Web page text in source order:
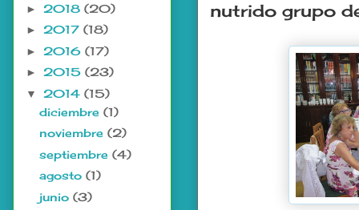
nutrido grupo
► 2018 (20)
► 2017 (18)
► 2016 (17)
► 2015 (23)
▼ 2014 (15)
diciembre (1)
noviembre (2)
septiembre (4)
agosto (1)
junio (3)